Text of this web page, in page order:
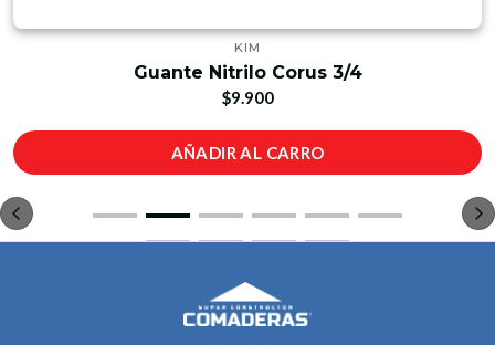
KIM
Guante Nitrilo Corus 3/4
$9.900
AÑADIR AL CARRO